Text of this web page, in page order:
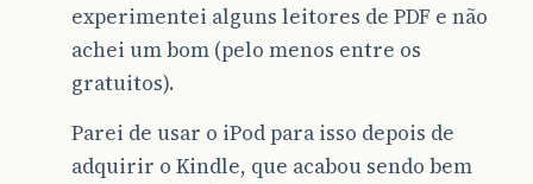
experimentei alguns leitores de PDF e não
achei um bom (pelo menos entre os
gratuitos).
Parei de usar o iPod para isso depois de
adquirir o Kindle, que acabou sendo bem